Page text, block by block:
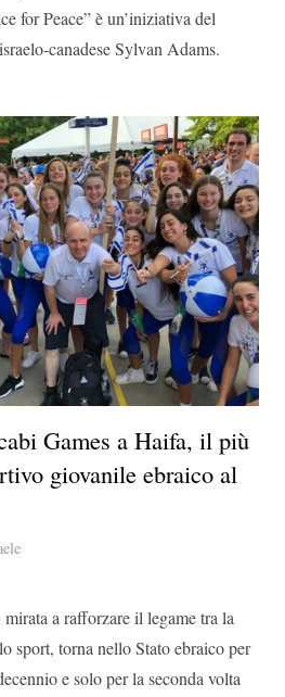
for Peace” è un’iniziativa del
canadese Sylvan Adams.
Games a Haifa, il più
giovanile ebraico al
a rafforzare il legame tra la
sport, torna nello Stato ebraico per
e solo per la seconda volta